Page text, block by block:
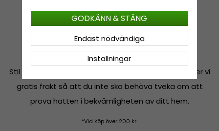
FRI FRAKT*
Stil ska inte kosta mer än nödvändigt, därför erbjuder vi
gratis frakt så att du inte ska behöva tveka om att
prova hatten i bekvämligheten av ditt hem.
*Vid köp över 200 kr.
Inställningar
Endast nödvändiga
GODKÄNN & STÄNG